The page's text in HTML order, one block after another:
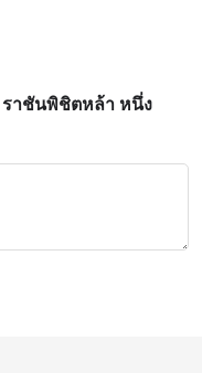
ราชันพิชิตหล้า หนึ่ง